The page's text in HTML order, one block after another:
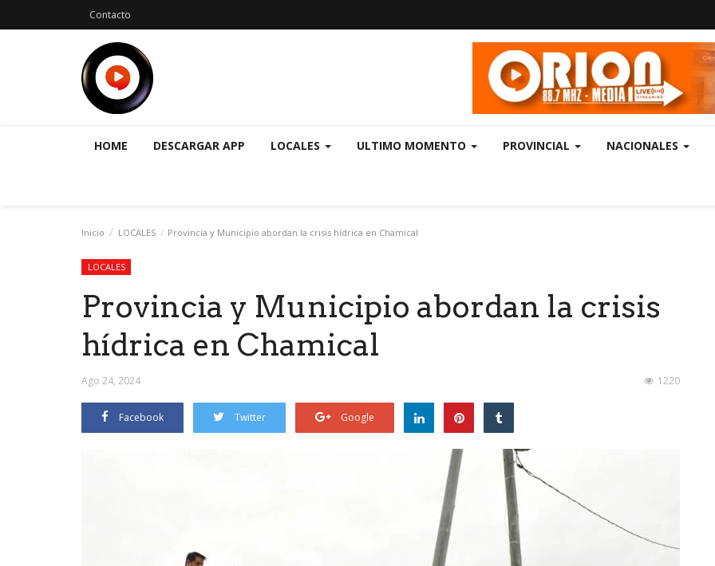
Contacto
HOME DESCARGAR APP LOCALES ULTIMO MOMENTO PROVINCIAL NACIONALES
Inicio LOCALES Provincia y Municipio abordan la crisis hídrica en Chamical
LOCALES
Provincia y Municipio abordan la crisis
hídrica en Chamical
Ago 24, 2024 1220
Facebook Twitter Google